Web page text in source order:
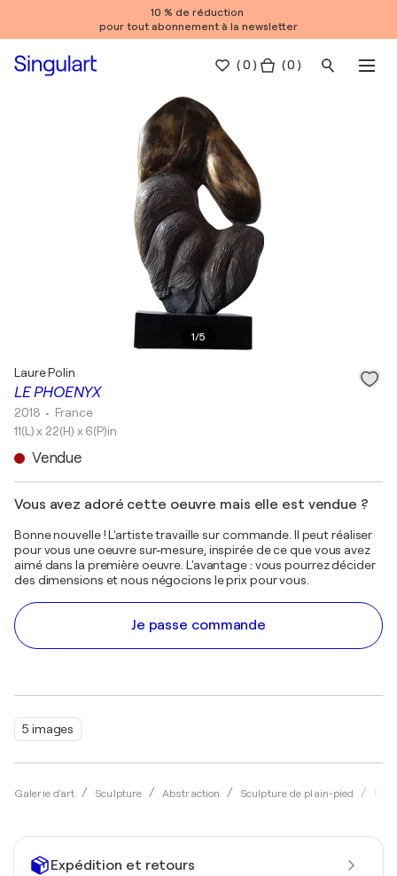
10 % de réduction
pour tout abonnement à la newsletter
(0 ) ( 0 )
1/5
5 images
Galerie d'art Sculpture Abstraction Sculpture de plain-pied
LE PHOENYX
Laure Polin
2018 • France
11(L) x 22(H) x 6(P)in
Vendue
Vous avez adoré cette oeuvre mais elle est vendue ?
Bonne nouvelle ! L'artiste travaille sur commande. Il peut réaliser
pour vous une oeuvre sur-mesure, inspirée de ce que vous avez
aimé dans la première oeuvre. L'avantage : vous pourrez décider
des dimensions et nous négocions le prix pour vous.
Je passe commande
Expédition et retours